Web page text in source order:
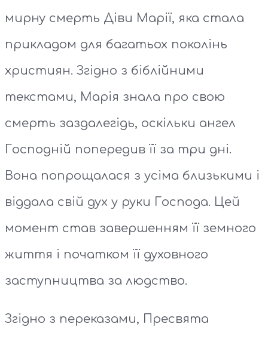
мирну смерть Діви Марії, яка стала
прикладом для багатьох поколінь
християн. Згідно з біблійними
текстами, Марія знала про свою
смерть заздалегідь, оскільки ангел
Господній попередив її за три дні.
Вона попрощалася з усіма близькими і
віддала свій дух у руки Господа. Цей
момент став завершенням її земного
життя і початком її духовного
заступництва за людство.
Згідно з переказами, Пресвята